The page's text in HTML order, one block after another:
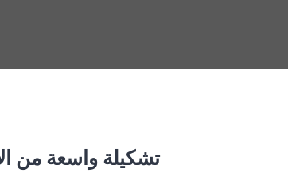
تشكيلة واسعة من